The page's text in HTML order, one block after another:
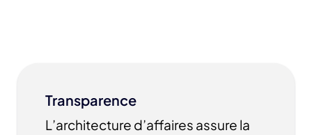
Transparence
L’architecture d’affaires assure la